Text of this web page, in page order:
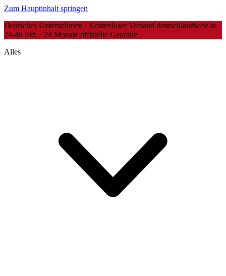
Zum Hauptinhalt springen
Deutsches Unternehmen · Kostenloser Versand deutschlandweit in
24-48 Std. · 24 Monate offizielle Garantie
Alles